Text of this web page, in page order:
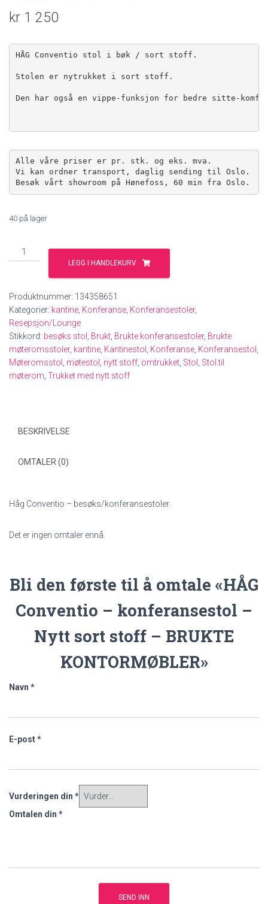
kr 1 250
HÅG Conventio stol i bøk / sort stoff.
Den har også en vippe-funksjon for bedre sitte-
Alle våre priser er pr. stk. og eks. mva.
Vi kan ordner transport, daglig sending til Oslo.
Besøk vårt showroom på Hønefoss, 60 min fra Oslo.
40 på lager
HÅG
Conventio
-
Nytt
sort
stoff
-
BRUKTE
KONTORMØBLER
LEGG I HANDLEKURV
Produktnummer: 134358651
Kategorier: kantine Konferanse Konferansestoler,
Resepsjon/Lounge
Stikkord: besøks stol Brukt Brukte konferansestoler, Brukte
møteromsstoler, kantine Kantinestol Konferanse Konferansestol
Møteromsstol
møtestol nytt stoff omtrukket Stol
Stol til
møterom Trukket med nytt stoff
BESKRIVELSE
OMTALER (0)
Håg Conventio – besøks/konferansestoler.
Det er ingen omtaler ennå.
Bli den første til å omtale «HÅG
Conventio – konferansestol –
Nytt sort stoff – BRUKTE
KONTORMØBLER»
Navn *
E-post*
Vurderingen din *
Omtalen din *